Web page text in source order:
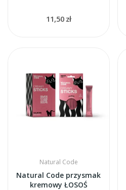
11,50 zł
Natural Code
Natural Code przysmak
kremowy ŁOSOŚ